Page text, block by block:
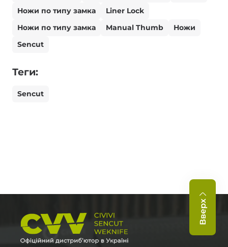
Ножи по типу замка
Liner Lock
Ножи по типу замка
Manual Thumb
Ножи
Sencut
Теги:
Sencut
Вверх